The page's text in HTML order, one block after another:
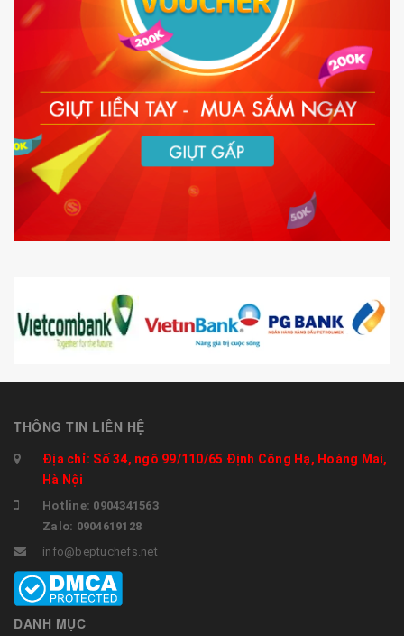
THÔNG TIN LIÊN HỆ
Địa chỉ: Số 34, ngõ 99/110/65 Định Công Hạ, Hoàng Mai,
Hà Nội
Hotline: 0904341563
Zalo: 0904619128
info@beptuchefs.net
DANH MỤC